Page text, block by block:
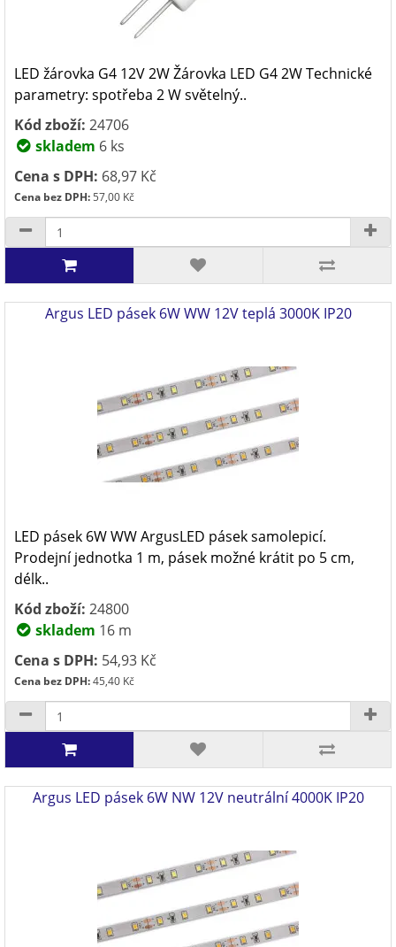
LED žárovka G4 12V 2W Žárovka LED G4 2W Technické
parametry: spotřeba 2 W světelný..
Kód zboží: 24706
skladem 6 ks
Cena s DPH: 68,97 Kč
Cena bez DPH:57,00 Kč
Argus LED pásek 6W WW 12V teplá 3000K IP20
LED pásek 6W WW ArgusLED pásek samolepicí.
Prodejní jednotka 1 m, pásek možné krátit po 5 cm,
délk..
Kód zboží: 24800
skladem 16 m
Cena s DPH: 54,93 Kč
Cena bez DPH:45,40 Kč
Argus LED pásek 6W NW 12V neutrální 4000K IP20